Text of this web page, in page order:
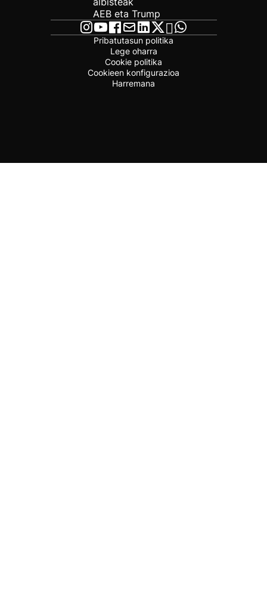
AEB eta Trump
Pribatutasun politika
Lege oharra
Cookie politika
Cookieen konfigurazioa
Harremana